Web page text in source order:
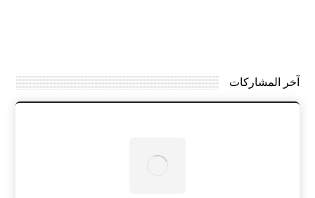
آخر المشاركات